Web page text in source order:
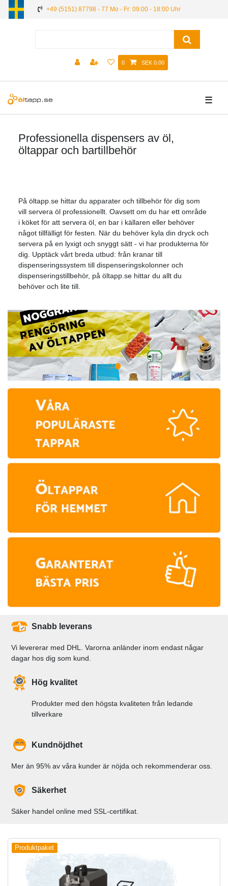
+49 (5151) 87798 - 77 Mo - Fr: 09:00 - 18:00 Uhr
0 SEK 0.00
☰
Professionella dispensers av öl,
öltappar och bartillbehör
På öltapp.se hittar du apparater och tillbehör för dig som
vill servera öl professionellt. Oavsett om du har ett område
i köket för att servera öl, en bar i källaren eller behöver
något tillfälligt för festen. När du behöver kyla din dryck och
servera på en lyxigt och snyggt sätt - vi har produkterna för
dig. Upptäck vårt breda utbud: från kranar till
dispenseringssystem till dispenseringskolonner och
dispenseringstillbehör, på öltapp.se hittar du allt du
behöver och lite till.
Snabb leverans
Vi levererar med DHL. Varorna anländer inom endast någar
dagar hos dig som kund.
Hög kvalitet
Produkter med den högsta kvaliteten från ledande
tillverkare
Kundnöjdhet
Mer än 95% av våra kunder är nöjda och rekommenderar oss.
Säkerhet
Säker handel online med SSL-certifikat.
Produktpaket